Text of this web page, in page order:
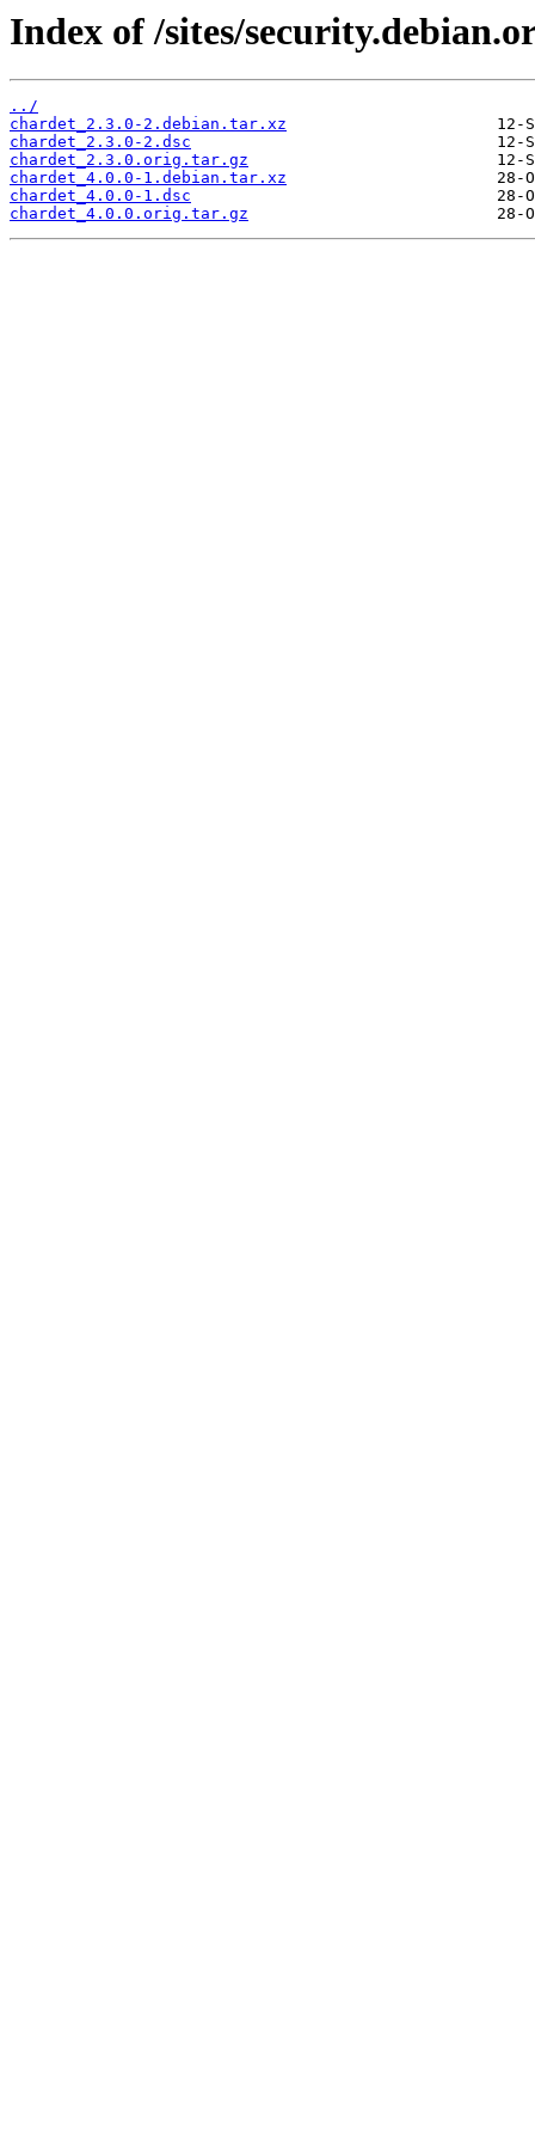
Index of /sites/
../
chardet_2.3.0-2.debian.tar.xz
chardet_2.3.0-2.dsc
chardet_2.3.0.orig.tar.gz
chardet_4.0.0-1.debian.tar.xz
chardet_4.0.0-1.dsc
chardet_4.0.0.orig.tar.gz